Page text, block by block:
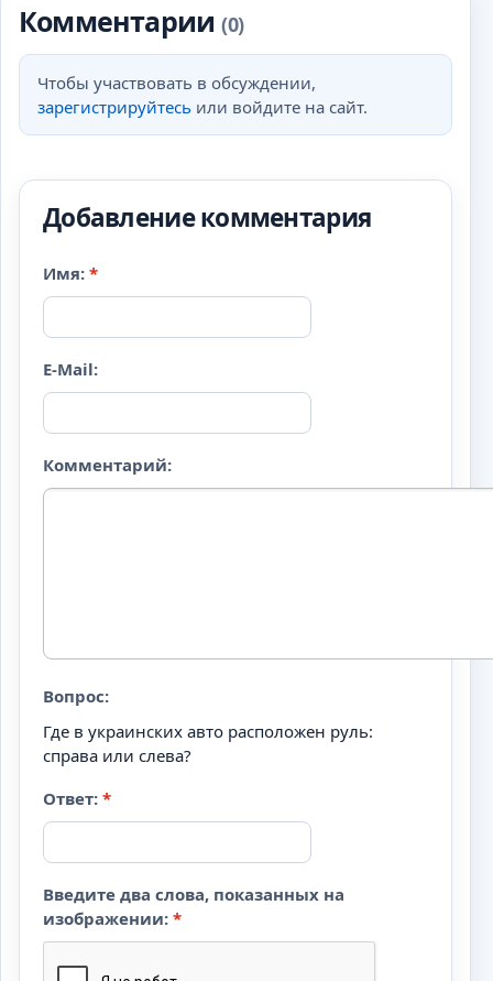
Комментарии(0)
Чтобы участвовать в обсуждении,
зарегистрируйтесь или войдите на сайт.
Добавление комментария
Имя: *
E-Mail:
Комментарий:
Вопрос:
Где в украинских авто расположен руль:
справа или слева?
Ответ: *
Введите два слова, показанных на
изображении: *